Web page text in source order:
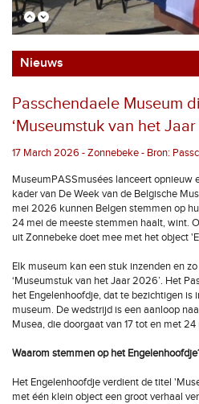
Nieuws
Passchendaele Museum
‘Museumstuk van het
17 March 2026 - Zonnebeke - Bron:
MuseumPASSmusées lanceert opnieuw
kader van De Week van de Belgische
mei 2026 kunnen Belgen stemmen op
24 mei de meeste stemmen haalt, wint.
uit Zonnebeke doet mee met het object
Elk museum kan een stuk inzenden en
‘Museumstuk van het Jaar 2026’. Het
het Engelenhoofdje, dat te bezichtigen is
museum. De wedstrijd is een aanloop
Musea, die doorgaat van 17 tot en met 24
Waarom stemmen op het
Het Engelenhoofdje verdient de titel
met één klein object een groot verhaal